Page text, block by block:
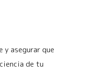
asegurar que
de tu